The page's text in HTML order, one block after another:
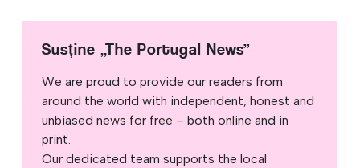
Susține „The Portugal News”
We are proud to provide our readers from
around the world with independent, honest and
unbiased news for free – both online and in
print.
Our dedicated team supports the local